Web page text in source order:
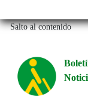
Salto al contenido